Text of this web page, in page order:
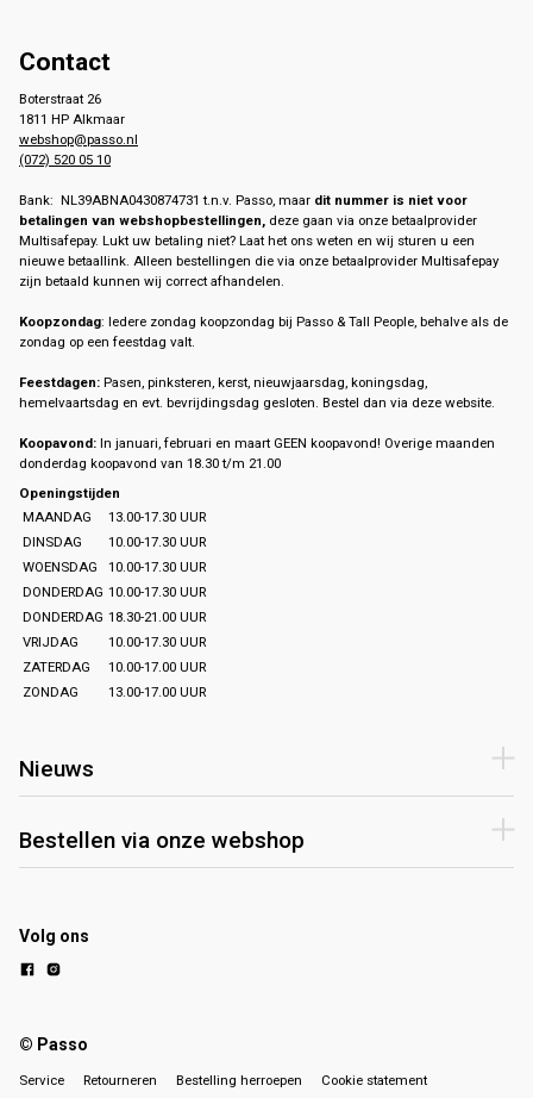
Contact
Boterstraat 26
1811 HP Alkmaar
webshop@passo.nl
(072) 520 05 10
Bank: NL39ABNA0430874731 t.n.v. Passo, maar dit nummer is niet voor
betalingen van webshopbestellingen, deze gaan via onze betaalprovider
Multisafepay. Lukt uw betaling niet? Laat het ons weten en wij sturen u een
nieuwe betaallink. Alleen bestellingen die via onze betaalprovider Multisafepay
zijn betaald kunnen wij correct afhandelen.
Koopzondag: Iedere zondag koopzondag bij Passo & Tall People, behalve als de
zondag op een feestdag valt.
Feestdagen: Pasen, pinksteren, kerst, nieuwjaarsdag, koningsdag,
hemelvaartsdag en evt. bevrijdingsdag gesloten. Bestel dan via deze website.
Koopavond: In januari, februari en maart GEEN koopavond! Overige maanden
donderdag koopavond van 18.30 t/m 21.00
Openingstijden
MAANDAG
13.00-17.30 UUR
DINSDAG
10.00-17.30 UUR
WOENSDAG
10.00-17.30 UUR
DONDERDAG 10.00-17.30 UUR
DONDERDAG 18.30-21.00 UUR
VRIJDAG
10.00-17.30 UUR
ZATERDAG
10.00-17.00 UUR
ZONDAG
13.00-17.00 UUR
Nieuws
Bestellen via onze webshop
Volg ons
© Passo
Service Retourneren Bestelling herroepen Cookie statement